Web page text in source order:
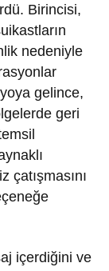
Birincisi,
nedeniyle
gelince,
geri
çatışmasını
içerdiğini ve